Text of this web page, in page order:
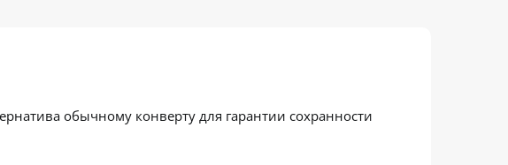
обычному конверту для гарантии сохранности